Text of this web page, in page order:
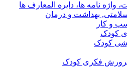
واژه نامه ها، دایره المعارف ها
بهداشت و درمان
و کار
کودک
کودک
فکری کودک